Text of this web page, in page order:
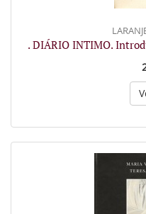
. DIÁRIO INTIMO.